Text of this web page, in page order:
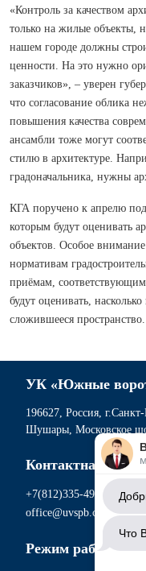
«Контроль за качеством
только на жилые объекты,
нашем городе должны
ценности. На это нужно
заказчиков», – уверен
что согласование облика
повышения качества
ансамбли тоже могут
стилю в архитектуре.
градоначальника, нужны
КГА поручено к апрелю
которым будут оценивать
объектов. Особое
нормативам
приёмам,
будут оценивать,
сложившееся пространство.
УК «Южные
196627, Россия,
Шушары, Московское
Контактная
+7(812)335-49-56
office@uvspb.com
Режим работы
Что